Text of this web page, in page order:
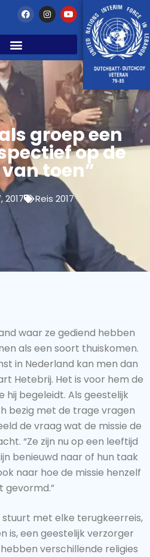
groep een
op de
toen”
2017 Reis 2017
waar ze gediend hebben
als een soort thuiskomen.
in Nederland kan men dan
Hetebrij. Het is voor hem de
hij begeleidt. Als geestelijk
bezig met de trage vragen
de vraag wat de missie de
“Ze zijn nu op een leeftijd
benieuwd naar of hun taak
naar hoe de missie henzelf
gevormd.”
met elke terugkeerreis,
is, een geestelijk verzorger
verschillende religies